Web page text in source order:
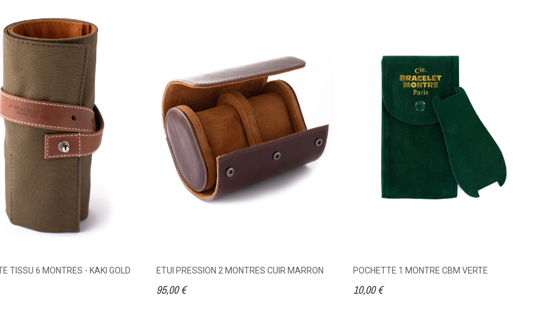
TISSU 6 MONTRES - KAKI GOLD ETUI PRESSION 2 MONTRES CUIR MARRON
95,00 €
POCHETTE 1 MONTRE CBM VERTE
10,00 €